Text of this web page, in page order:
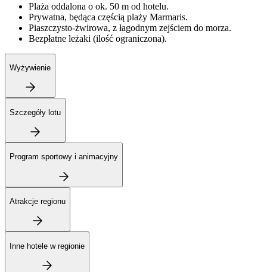
Plaża oddalona o ok. 50 m od hotelu.
Prywatna, będąca częścią plaży Marmaris.
Piaszczysto-żwirowa, z łagodnym zejściem do morza.
Bezpłatne leżaki (ilość ograniczona).
Wyżywienie
Szczegóły lotu
Program sportowy i animacyjny
Atrakcje regionu
Inne hotele w regionie